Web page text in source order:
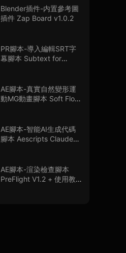
Blender插件-内置參考圖
插件 Zap Board v1.0.2
PR腳本-導入編輯SRT字
幕腳本 Subtext for
AE腳本-真實自然變形運
動MG動畫腳本 Soft Flow
AE腳本-智能AI生成代碼
腳本 Aescripts Claude
AE腳本-渲染檢查腳本
PreFlight V1.2 + 使用教